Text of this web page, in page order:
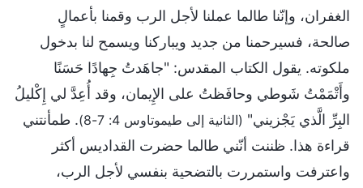
الغفران، وإنّنا طالما عملنا لأجل الرب وقمنا بأعمالٍ
صالحة، فسيرحمنا من جديد ويباركنا ويسمح لنا بدخول
ملكوته. يقول الكتاب المقدس: "جاهَدتُ جِهادًا حَسَنًا
وأَتْمَمْتُ شَوطي وحافَظتُ على الإِيمان، وقد أُعِدَّ لي إِكْليلُ
البِرِّ الَّذي يَجْزيني" (الثانية إلى طيموتاوس 4: 7-8)
. طمأنتني
قراءة هذا. ظننت أنّني طالما حضرت القداديس أكثر
واعترفت واستمررت بالتضحية بنفسي لأجل الرب،